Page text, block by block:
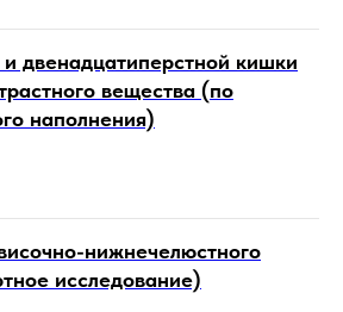
двенадцатиперстной кишки
вещества (по
наполнения)
нижнечелюстного
исследование)